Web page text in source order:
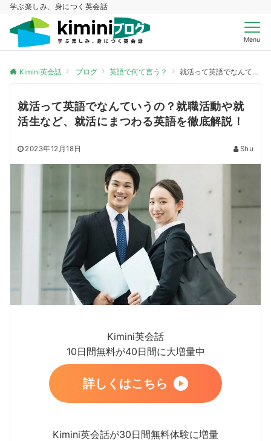
学ぶ楽しみ、身につく英会話
Menu
Kimini英会話 ブログ 英語で何て言う？ 就活って英語でなんていうの？就職活動や就活生など、就活にまつわる英語を徹底解説！
就活って英語でなんていうの？就職活動や就
活生など、就活にまつわる英語を徹底解説！
2023年12月18日 Shu
Kimini英会話
10日間無料が40日間に大増量中
詳しくはこちら
Kimini英会話が30日間無料体験に増量